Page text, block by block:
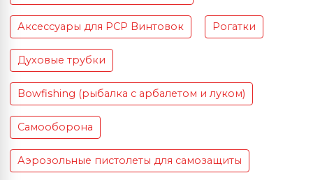
Аксессуары для PCP Винтовок Рогатки
Духовые трубки
Bowfishing (рыбалка с арбалетом и луком)
Самооборона
Аэрозольные пистолеты для самозащиты